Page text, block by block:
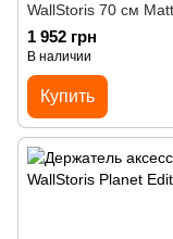
WallStoris 70 см
1 952 грн
В наличии
Купить